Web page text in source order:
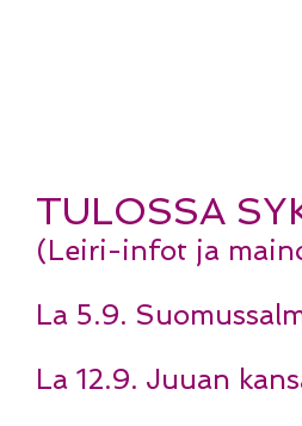
TULOSSA
(Leiri-infot ja
La 5.9.
La 12.9. Juuan